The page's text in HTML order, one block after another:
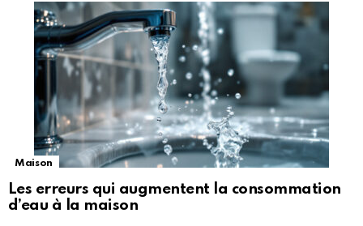
Maison
Les erreurs qui augmentent la consommation
d’eau à la maison